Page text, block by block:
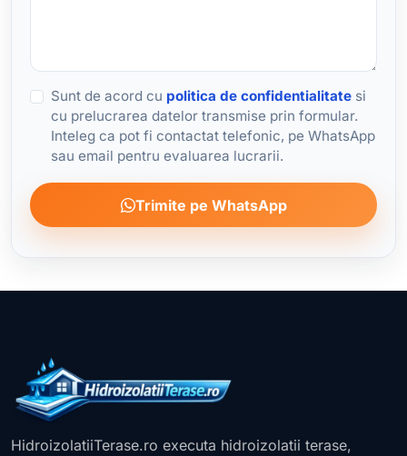
Sunt de acord cu politica de confidentialitatesi
cu prelucrarea datelor transmise prin formular.
Inteleg ca pot fi contactat telefonic, pe WhatsApp
sau email pentru evaluarea lucrarii.
Trimite pe WhatsApp
HidroizolatiiTerase.ro executa hidroizolatii terase,